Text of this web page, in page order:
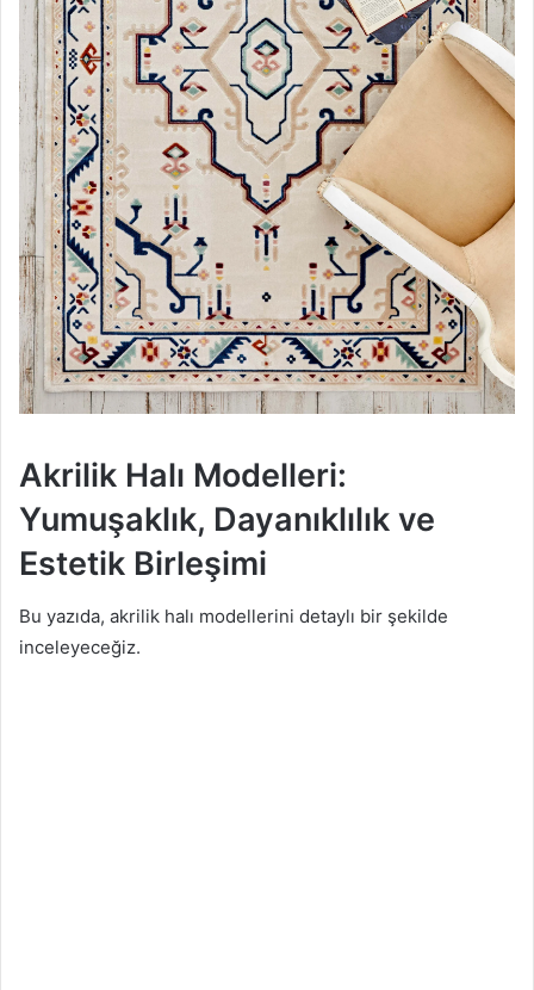
Akrilik Halı Modelleri:
Yumuşaklık, Dayanıklılık ve
Estetik Birleşimi
Bu yazıda, akrilik halı modellerini detaylı bir şekilde
inceleyeceğiz.